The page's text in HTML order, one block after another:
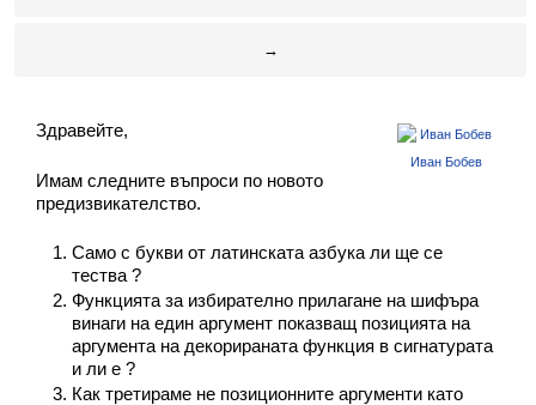
Форуми
Потребители
Класация
Екип
→
Иван Бобев
Здравейте,
Имам следните въпроси по новото
предизвикателство.
Само с букви от латинската азбука ли ще се
тества ?
Функцията за избирателно прилагане на шифъра
винаги на един аргумент показващ позицията на
аргумента на декорираната функция в сигнатурата
и ли е ?
Как третираме не позиционните аргументи като